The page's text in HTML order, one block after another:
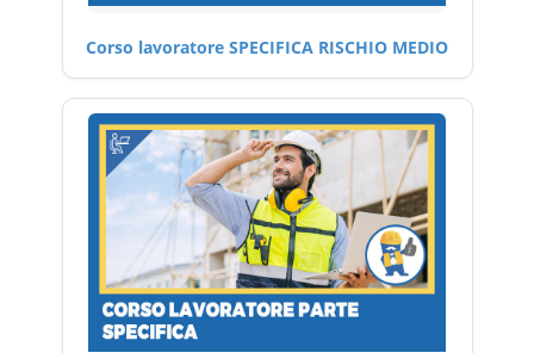
Corso lavoratore SPECIFICA RISCHIO MEDIO